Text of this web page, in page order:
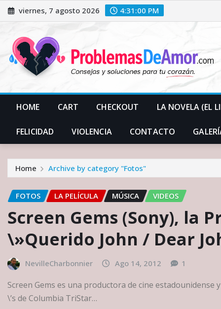
Skip
to
viernes, 7 agosto 2026 4:31:01 PM
HOME CART CHECKOUT LA NOVELA (EL
FELICIDAD VIOLENCIA CONTACTO
Home Archive by category "Fotos"
FOTOS LA PELÍCULA MÚSICA VIDEOS
Screen Gems (Sony), la
\»Querido John / Dear
NevilleCharbonnier Ago 14, 2012 1
Screen Gems es una productora de cine
\’s de Columbia TriStar…